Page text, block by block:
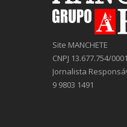
Site MANCHETE
CNPJ 13.677.754/
Jornalista
9 9803 1491